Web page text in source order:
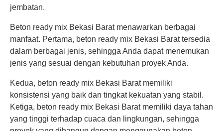
jembatan.
Beton ready mix Bekasi Barat menawarkan berbagai
manfaat. Pertama, beton ready mix Bekasi Barat tersedia
dalam berbagai jenis, sehingga Anda dapat menemukan
jenis yang sesuai dengan kebutuhan proyek Anda.
Kedua, beton ready mix Bekasi Barat memiliki
konsistensi yang baik dan tingkat kekuatan yang stabil.
Ketiga, beton ready mix Bekasi Barat memiliki daya tahan
yang tinggi terhadap cuaca dan lingkungan, sehingga